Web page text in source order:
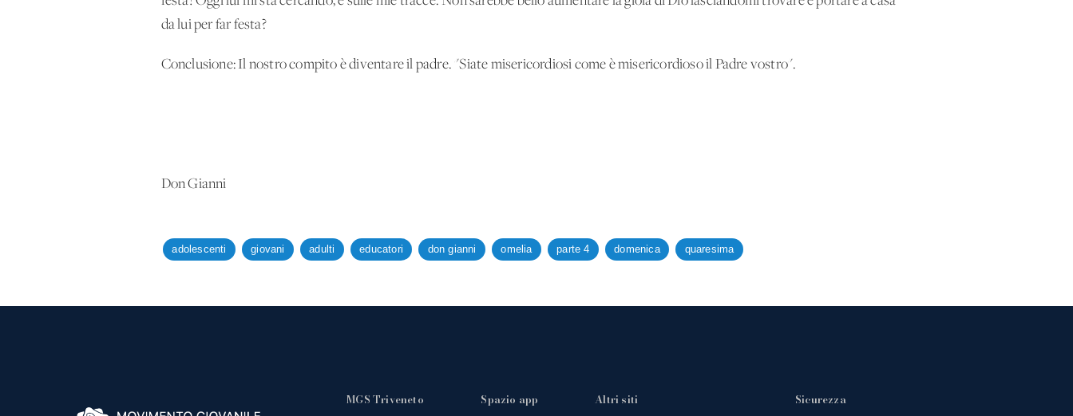
da lui per far festa?
Conclusione: Il nostro compito è diventare il padre. "Siate misericordiosi come è misericordioso il Padre vostro".
Don Gianni
adolescenti giovani adulti educatori don gianni omelia parte 4 domenica quaresima
MGS Triveneto Spazio app Altri siti Sicurezza